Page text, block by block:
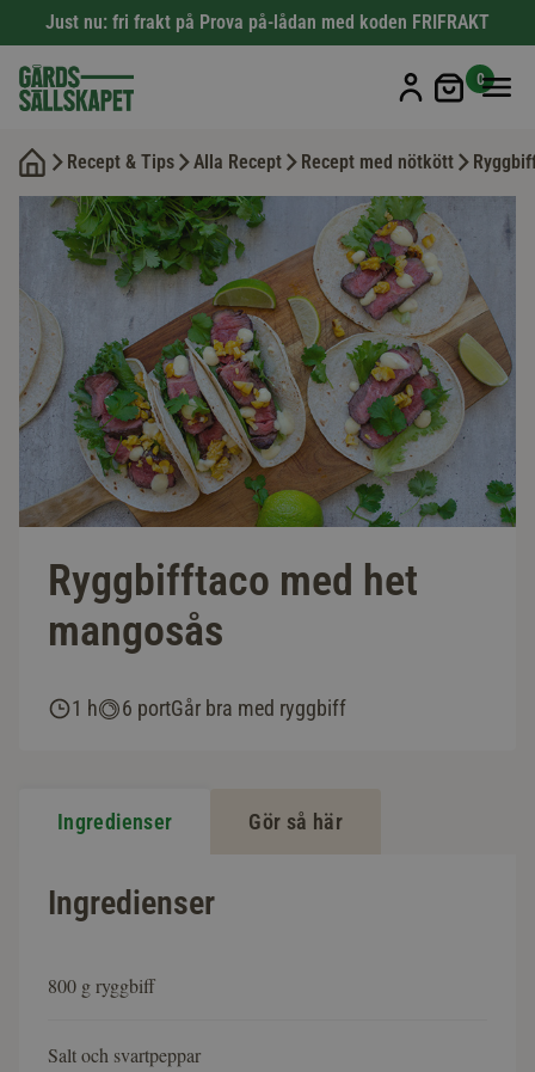
Just nu: fri frakt på Prova på-lådan med koden FRIFRAKT
Min
0
Recept & Tips Alla Recept Recept med nötkött
Ryggbifftaco med het
mangosås
1 h 6 portGår bra med ryggbiff
Ingredienser Gör så här
Ingredienser
800 g ryggbiff
Salt och svartpeppar